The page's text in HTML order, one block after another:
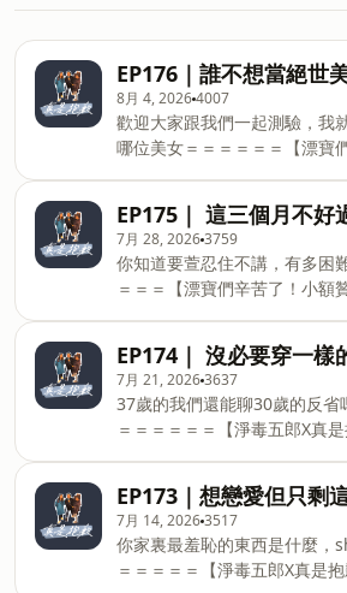
EP176｜誰不想當絕世
8月 4, 20264007
歡迎大家跟我們一起測驗，我
哪位美女＝＝＝＝＝＝【漂寶
https://
或是用Firstory小額贊助系統，
https://open.firstory.me/
助好康】贊助300元以上請私
IG留下寄件資訊無論使用哪個
助，只要300元以上即可獲得
卡～300元一張，600元兩張，
隨機出貨，趕快來蒐集成套吧！
by Firstory Hosting
EP175｜ 這三個月不好
7月 28, 20263759
你知道要萱忍住不講，有多困
＝＝＝【漂寶們辛苦了！小額
https://
或是用Firstory小額贊助系統，
https://open.firstory.me/
助好康】贊助300元以上請私
IG留下寄件資訊無論使用哪個
助，只要300元以上即可獲得
卡～300元一張，600元兩張，
隨機出貨，趕快來蒐集成套吧！ Powered
by Firstory Hosting
EP174｜ 沒必要穿一樣
7月 21, 20263637
37歲的我們還能聊30歲的反省
＝＝＝＝＝＝【淨毒五郎X真
色居家清潔用品品牌。堅持以
關懷自然、有效潔淨 三大原則
傳遞「對我好，對自然也好」
理念。▍團購連結
▍https://gbf.tw/vmfhk＝＝
EP173｜想戀愛但只剩
7月 14, 20263517
你家裏最羞恥的東西是什麼，
＝＝＝＝＝【淨毒五郎X真是